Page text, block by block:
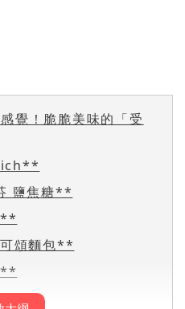
覺！脆脆美味的「受
鹽焦糖**
**
頌麵包**
**